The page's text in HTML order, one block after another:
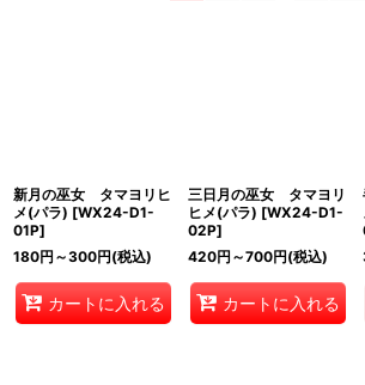
新月の巫女 タマヨリヒ
メ(パラ) [WX24-D1-
01P]
180円 ～300円(税込)
カートに入れる
三日月の巫女 タマヨリ
ヒメ(パラ) [WX24-D1-
02P]
420円 ～700円(税込)
カートに入れる